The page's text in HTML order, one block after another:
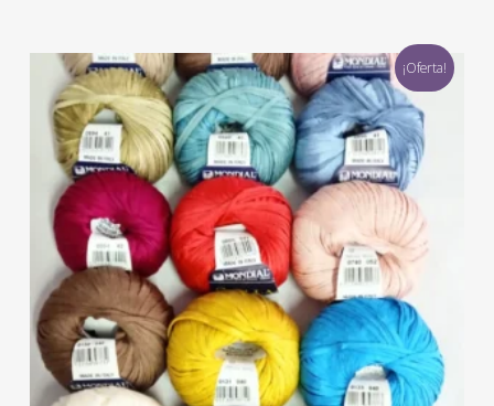
¡Oferta!